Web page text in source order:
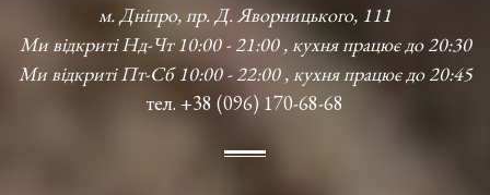
м. Дніпро, пр. Д. Яворницького, 111
Ми відкриті Нд-Чт 10:00 - 21:00 , кухня працює до 20:30
Ми відкриті Пт-Сб 10:00 - 22:00 , кухня працює до 20:45
тел. +38 (096) 170-68-68